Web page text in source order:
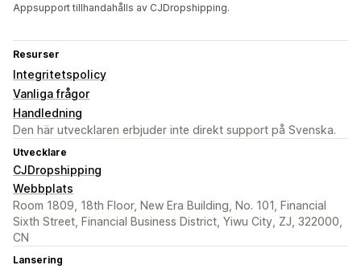
Appsupport tillhandahålls av CJDropshipping.
Resurser
Integritetspolicy
Vanliga frågor
Handledning
Den här utvecklaren erbjuder inte direkt support på Svenska.
Utvecklare
CJDropshipping
Webbplats
Room 1809, 18th Floor, New Era Building, No. 101, Financial
Sixth Street, Financial Business District, Yiwu City, ZJ, 322000,
CN
Lansering